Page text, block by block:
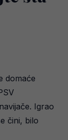
domaće
Igrao
čini, bilo